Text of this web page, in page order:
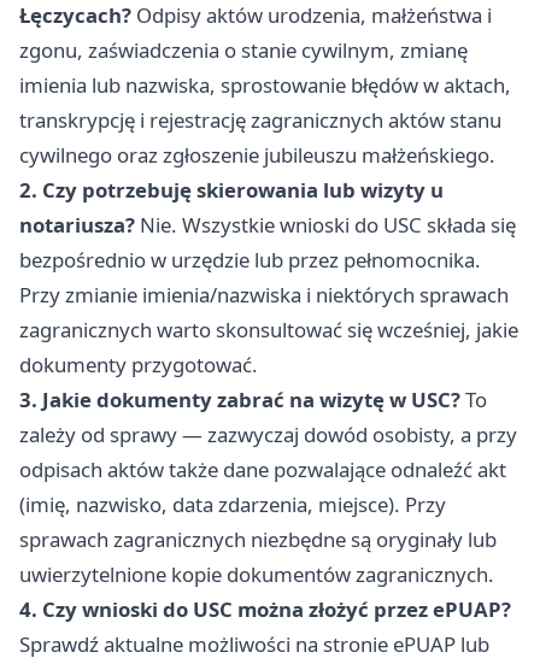
Łęczycach? Odpisy aktów urodzenia, małżeństwa i
zgonu, zaświadczenia o stanie cywilnym, zmianę
imienia lub nazwiska, sprostowanie błędów w aktach,
transkrypcję i rejestrację zagranicznych aktów stanu
cywilnego oraz zgłoszenie jubileuszu małżeńskiego.
2. Czy potrzebuję skierowania lub wizyty u
notariusza? Nie. Wszystkie wnioski do USC składa się
bezpośrednio w urzędzie lub przez pełnomocnika.
Przy zmianie imienia/nazwiska i niektórych sprawach
zagranicznych warto skonsultować się wcześniej, jakie
dokumenty przygotować.
3. Jakie dokumenty zabrać na wizytę w USC?To
zależy od sprawy — zazwyczaj dowód osobisty, a przy
odpisach aktów także dane pozwalające odnaleźć akt
(imię, nazwisko, data zdarzenia, miejsce). Przy
sprawach zagranicznych niezbędne są oryginały lub
uwierzytelnione kopie dokumentów zagranicznych.
4. Czy wnioski do USC można złożyć przez ePUAP?
Sprawdź aktualne możliwości na stronie ePUAP lub